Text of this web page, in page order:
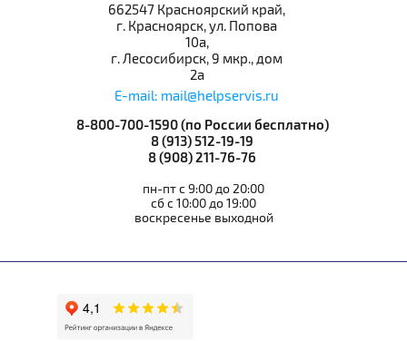
662547 Красноярский край,
г. Красноярск, ул. Попова
10а,
г. Лесосибирск, 9 мкр., дом
2а
E-mail: mail@helpservis.ru
8-800-700-1590 (по России бесплатно)
8 (913) 512-19-19
8 (908) 211-76-76
пн-пт с 9:00 до 20:00
сб с 10:00 до 19:00
воскресенье выходной